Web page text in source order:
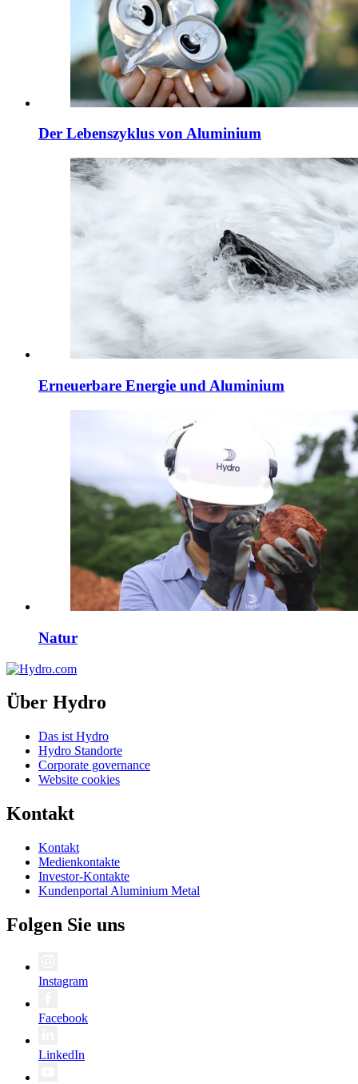
Der Lebenszyklus von Aluminium
Erneuerbare Energie und Aluminium
Natur
Über Hydro
Das ist Hydro
Hydro Standorte
Corporate governance
Website cookies
Kontakt
Kontakt
Medienkontakte
Investor-Kontakte
Kundenportal Aluminium Metal
Folgen Sie uns
Instagram
Facebook
LinkedIn